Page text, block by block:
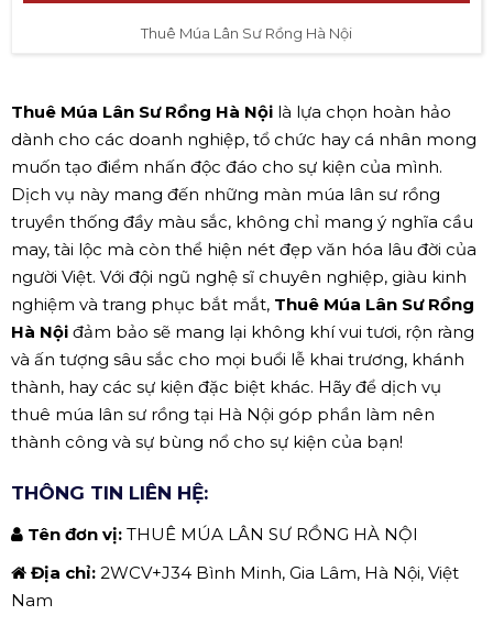
Thuê Múa Lân Sư Rồng Hà Nội
Thuê Múa Lân Sư Rồng Hà Nội là lựa chọn hoàn hảo
dành cho các doanh nghiệp, tổ chức hay cá nhân mong
muốn tạo điểm nhấn độc đáo cho sự kiện của mình.
Dịch vụ này mang đến những màn múa lân sư rồng
truyền thống đầy màu sắc, không chỉ mang ý nghĩa cầu
may, tài lộc mà còn thể hiện nét đẹp văn hóa lâu đời của
người Việt. Với đội ngũ nghệ sĩ chuyên nghiệp, giàu kinh
nghiệm và trang phục bắt mắt, Thuê Múa Lân Sư Rồng
Hà Nội đảm bảo sẽ mang lại không khí vui tươi, rộn ràng
và ấn tượng sâu sắc cho mọi buổi lễ khai trương, khánh
thành, hay các sự kiện đặc biệt khác. Hãy để dịch vụ
thuê múa lân sư rồng tại Hà Nội góp phần làm nên
thành công và sự bùng nổ cho sự kiện của bạn!
THÔNG TIN LIÊN HỆ:
Tên đơn vị: THUÊ MÚA LÂN SƯ RỒNG HÀ NỘI
Địa chỉ: 2WCV+J34 Bình Minh, Gia Lâm, Hà Nội, Việt
Nam